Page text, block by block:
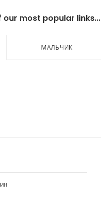
most popular links...
МАЛЬЧИК